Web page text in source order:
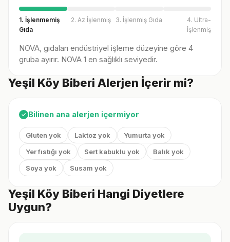
1. İşlenmemiş
Gıda
2. Az İşlenmiş 3. İşlenmiş Gıda
4. Ultra-
İşlenmiş
NOVA, gıdaları endüstriyel işleme düzeyine göre 4
gruba ayırır. NOVA 1 en sağlıklı seviyedir.
Yeşil Köy Biberi Alerjen İçerir mi?
✓ Bilinen ana alerjen içermiyor
Gluten yok Laktoz yok
Yumurta yok
Yer fıstığı yok
Sert kabuklu yok
Balık yok
Soya yok
Susam yok
Yeşil Köy Biberi Hangi Diyetlere
Uygun?